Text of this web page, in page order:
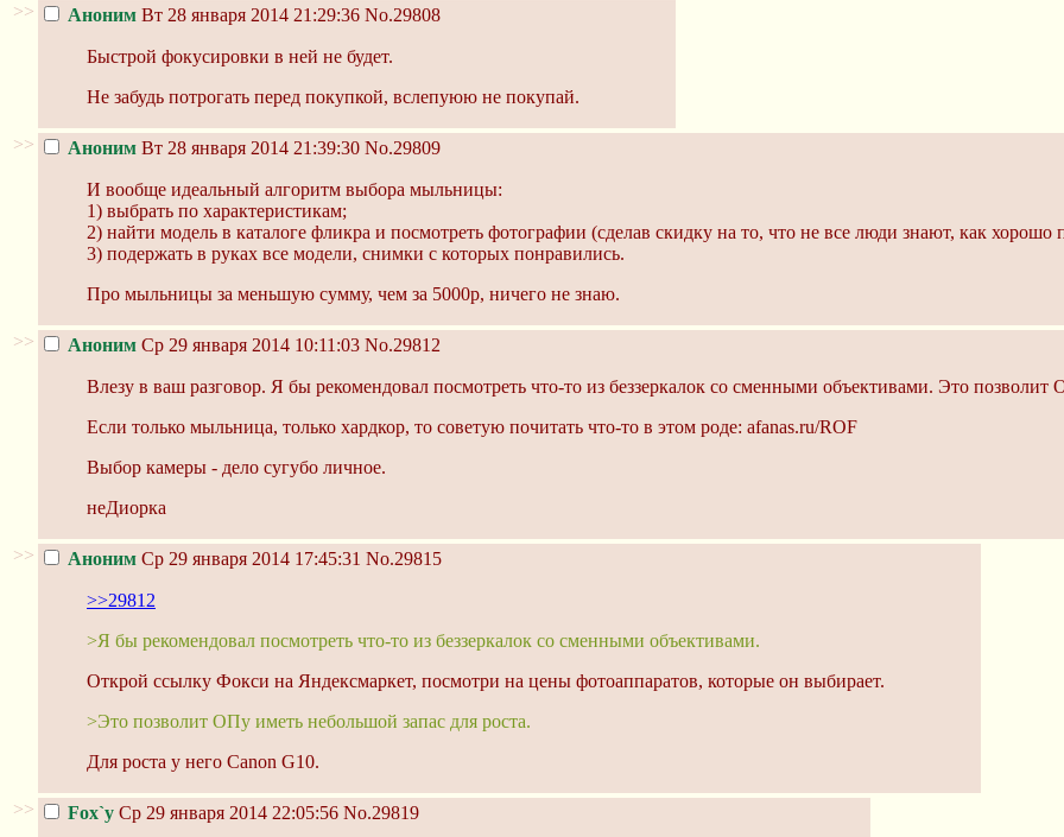
>> Аноним Вт 28 января 2014 21:29:36 No.29808
Быстрой фокусировки в ней не будет.
Не забудь потрогать перед покупкой, вслепуюю не покупай.
>> Аноним Вт 28 января 2014 21:39:30 No.29809
И вообще идеальный алгоритм выбора мыльницы:
1) выбрать по характеристикам;
2) найти модель в каталоге фликра и посмотреть фотографии (сделав скидку на то, что не все люди знают, как хорошо
3) подержать в руках все модели, снимки с которых понравились.
Про мыльницы за меньшую сумму, чем за 5000р, ничего не знаю.
>> Аноним Ср 29 января 2014 10:11:03 No.29812
Влезу в ваш разговор. Я бы рекомендовал посмотреть что-то из беззеркалок со сменными объективами. Это позволит
Если только мыльница, только хардкор, то советую почитать что-то в этом роде: afanas.ru/ROF
Выбор камеры - дело сугубо личное.
неДиорка
>> Аноним Ср 29 января 2014 17:45:31 No.29815
>>29812
>Я бы рекомендовал посмотреть что-то из беззеркалок со сменными объективами.
Открой ссылку Фокси на Яндексмаркет, посмотри на цены фотоаппаратов, которые он выбирает.
>Это позволит ОПу иметь небольшой запас для роста.
Для роста у него Canon G10.
>> Fox`y Ср 29 января 2014 22:05:56 No.29819